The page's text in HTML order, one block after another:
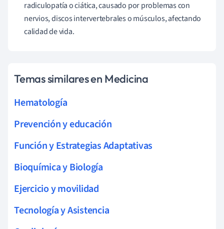
radiculopatía o ciática, causado por problemas con
nervios, discos intervertebrales o músculos, afectando
calidad de vida.
Temas similares en Medicina
Hematología
Prevención y educación
Función y Estrategias Adaptativas
Bioquímica y Biología
Ejercicio y movilidad
Tecnología y Asistencia